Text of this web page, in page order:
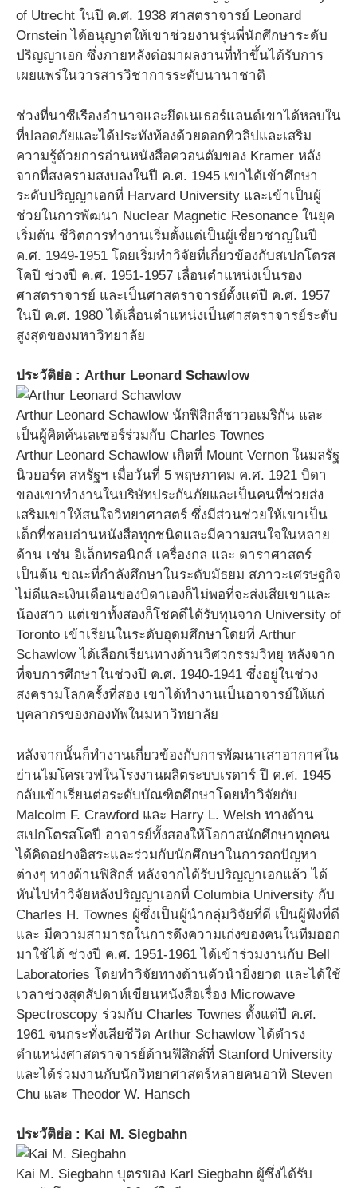
of Utrecht ในปี ค.ศ. 1938 ศาสตราจารย์ Leonard
Ornstein ได้อนุญาตให้เขาช่วยงานรุ่นพี่นักศึกษาระดับ
ปริญญาเอก ซึ่งภายหลังต่อมาผลงานที่ทำขึ้นได้รับการ
เผยแพร่ในวารสารวิชาการระดับนานาชาติ
ช่วงที่นาซีเรืองอำนาจและยึดเนเธอร์แลนด์เขาได้หลบใน
ที่ปลอดภัยและได้ประทังท้องด้วยดอกทิวลิปและเสริม
ความรู้ด้วยการอ่านหนังสือควอนตัมของ Kramer หลัง
จากที่สงครามสงบลงในปี ค.ศ. 1945 เขาได้เข้าศึกษา
ระดับปริญญาเอกที่ Harvard University และเข้าเป็นผู้
ช่วยในการพัฒนา Nuclear Magnetic Resonance ในยุค
เริ่มต้น ชีวิตการทำงานเริ่มตั้งแต่เป็นผู้เชี่ยวชาญในปี
ค.ศ. 1949-1951 โดยเริ่มทำวิจัยที่เกี่ยวข้องกับสเปกโตรส
โคปี ช่วงปี ค.ศ. 1951-1957 เลื่อนตำแหน่งเป็นรอง
ศาสตราจารย์ และเป็นศาสตราจารย์ตั้งแต่ปี ค.ศ. 1957
ในปี ค.ศ. 1980 ได้เลื่อนตำแหน่งเป็นศาสตราจารย์ระดับ
สูงสุดของมหาวิทยาลัย
ประวัติย่อ : Arthur Leonard Schawlow
Arthur Leonard Schawlow นักฟิสิกส์ชาวอเมริกัน และ
เป็นผู้คิดค้นเลเซอร์ร่วมกับ Charles Townes
Arthur Leonard Schawlow เกิดที่ Mount Vernon ในมลรัฐ
นิวยอร์ค สหรัฐฯ เมื่อวันที่ 5 พฤษภาคม ค.ศ. 1921 บิดา
ของเขาทำงานในบริษัทประกันภัยและเป็นคนที่ช่วยส่ง
เสริมเขาให้สนใจวิทยาศาสตร์ ซึ่งมีส่วนช่วยให้เขาเป็น
เด็กที่ชอบอ่านหนังสือทุกชนิดและมีความสนใจในหลาย
ด้าน เช่น อิเล็กทรอนิกส์ เครื่องกล และ ดาราศาสตร์
เป็นต้น ขณะที่กำลังศึกษาในระดับมัธยม สภาวะเศรษฐกิจ
ไม่ดีและเงินเดือนของบิดาเองก็ไม่พอที่จะส่งเสียเขาและ
น้องสาว แต่เขาทั้งสองก็โชคดีได้รับทุนจาก University of
Toronto เข้าเรียนในระดับอุดมศึกษาโดยที่ Arthur
Schawlow ได้เลือกเรียนทางด้านวิศวกรรมวิทยุ หลังจาก
ที่จบการศึกษาในช่วงปี ค.ศ. 1940-1941 ซึ่งอยู่ในช่วง
สงครามโลกครั้งที่สอง เขาได้ทำงานเป็นอาจารย์ให้แก่
บุคลากรของกองทัพในมหาวิทยาลัย
หลังจากนั้นก็ทำงานเกี่ยวข้องกับการพัฒนาเสาอากาศใน
ย่านไมโครเวฟในโรงงานผลิตระบบเรดาร์ ปี ค.ศ. 1945
กลับเข้าเรียนต่อระดับบัณฑิตศึกษาโดยทำวิจัยกับ
Malcolm F. Crawford และ Harry L. Welsh ทางด้าน
สเปกโตรสโคปี อาจารย์ทั้งสองให้โอกาสนักศึกษาทุกคน
ได้คิดอย่างอิสระและร่วมกับนักศึกษาในการถกปัญหา
ต่างๆ ทางด้านฟิสิกส์ หลังจากได้รับปริญญาเอกแล้ว ได้
หันไปทำวิจัยหลังปริญญาเอกที่ Columbia University กับ
Charles H. Townes ผู้ซึ่งเป็นผู้นำกลุ่มวิจัยที่ดี เป็นผู้ฟังที่ดี
และ มีความสามารถในการดึงความเก่งของคนในทีมออก
มาใช้ได้ ช่วงปี ค.ศ. 1951-1961 ได้เข้าร่วมงานกับ Bell
Laboratories โดยทำวิจัยทางด้านตัวนำยิ่งยวด และได้ใช้
เวลาช่วงสุดสัปดาห์เขียนหนังสือเรื่อง Microwave
Spectroscopy ร่วมกับ Charles Townes ตั้งแต่ปี ค.ศ.
1961 จนกระทั่งเสียชีวิต Arthur Schawlow ได้ดำรง
ตำแหน่งศาสตราจารย์ด้านฟิสิกส์ที่ Stanford University
และได้ร่วมงานกับนักวิทยาศาสตร์หลายคนอาทิ Steven
Chu และ Theodor W. Hansch
ประวัติย่อ : Kai M. Siegbahn
Kai M. Siegbahn บุตรของ Karl Siegbahn ผู้ซึ่งได้รับ